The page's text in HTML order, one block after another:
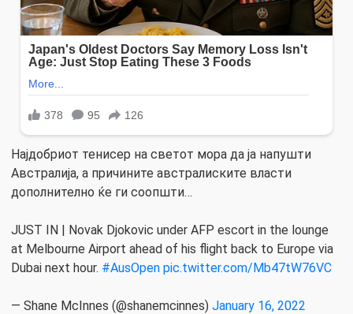
Најдобриот тенисер на светот мора да ја напушти
Австралија, а причините австралиските власти
дополнително ќе ги соопшти…
JUST IN | Novak Djokovic under AFP escort in the lounge
at Melbourne Airport ahead of his flight back to Europe via
Dubai next hour. #AusOpen pic.twitter.com/Mb47tW76VC
— Shane McInnes (@shanemcinnes) January 16, 2022